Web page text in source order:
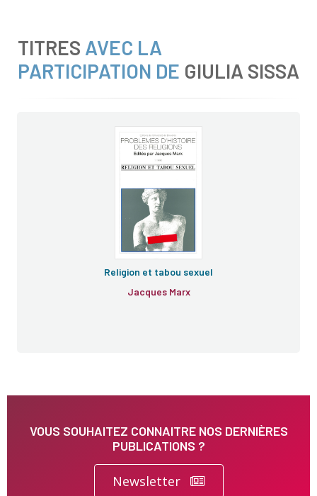
TITRES AVEC LA
PARTICIPATION DE GIULIA SISSA
Religion et tabou sexuel
Jacques Marx
VOUS SOUHAITEZ CONNAITRE NOS DERNIÈRES
PUBLICATIONS ?
Newsletter